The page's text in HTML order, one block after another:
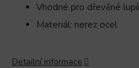
Vhodné pro dřevěné
Materiál: nerez ocel
Detailní informace